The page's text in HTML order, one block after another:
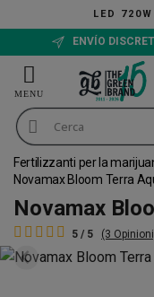
LED 720W GB
ENVÍO
Fertilizzanti per la
Novamax Bloom Terra
Novamax
5 / 5 (3